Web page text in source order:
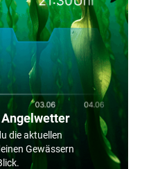
die aktuellen
Gewässern